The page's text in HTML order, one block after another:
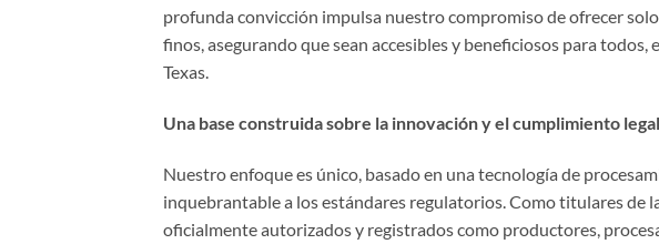
profunda convicción impulsa nuestro compromiso de ofrecer
finos, asegurando que sean accesibles y beneficiosos para
Texas.
Una base construida sobre la innovación y el cumplimiento legal
Nuestro enfoque es único, basado en una tecnología de
inquebrantable a los estándares regulatorios. Como titulares de
oficialmente autorizados y registrados como productores,